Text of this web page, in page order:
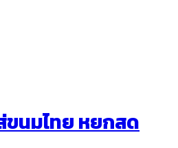
ขนมไทย หยกสด